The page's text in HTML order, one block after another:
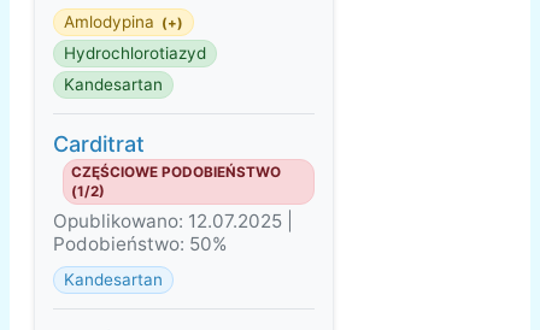
Amlodypina (+)
Hydrochlorotiazyd
Kandesartan
Carditrat
CZĘŚCIOWE PODOBIEŃSTWO
(1/2)
Opublikowano: 12.07.2025 |
Podobieństwo: 50%
Kandesartan